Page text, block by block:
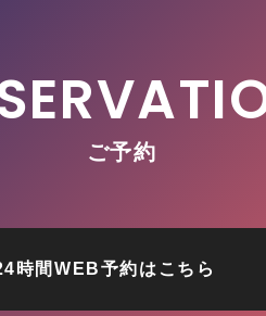
ご予約
時間WEB予約はこちら